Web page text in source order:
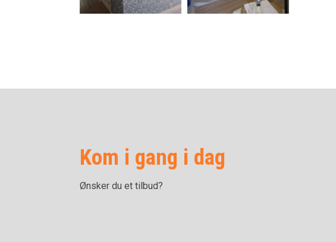
Kom i gang i dag
Ønsker du et tilbud?